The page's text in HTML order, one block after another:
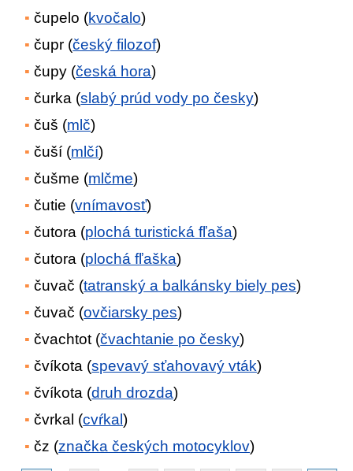
čupelo (kvočalo)
čupr (český filozof)
čupy (česká hora)
čurka (slabý prúd vody po česky)
čuš (mlč)
čuší (mlčí)
čušme (mlčme)
čutie (vnímavosť)
čutora (plochá turistická fľaša)
čutora (plochá fľaška)
čuvač (tatranský a balkánsky biely pes)
čuvač (ovčiarsky pes)
čvachtot (čvachtanie po česky)
čvíkota (spevavý sťahovavý vták)
čvíkota (druh drozda)
čvrkal (cvŕkal)
čz (značka českých motocyklov)